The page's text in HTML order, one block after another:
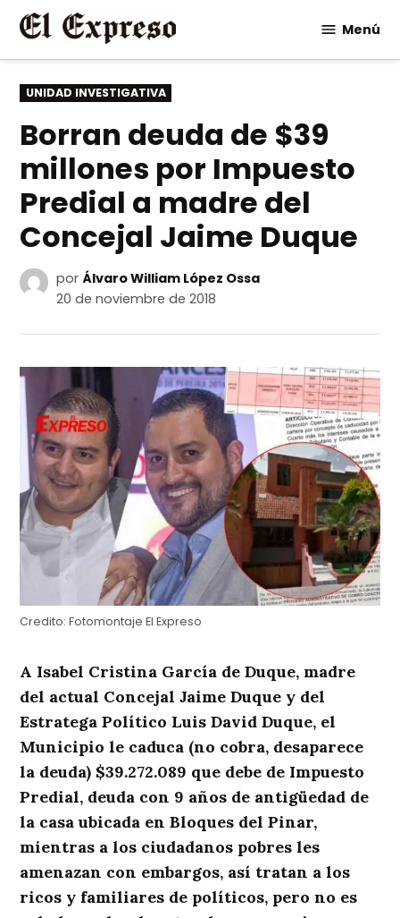
Saltar
contenido
Menú
PUBLICADO
EN
UNIDAD INVESTIGATIVA
Borran deuda de $39
millones por Impuesto
Predial a madre del
Concejal Jaime Duque
por Álvaro William López Ossa
20 de noviembre de 2018
Credito: Fotomontaje El Expreso
A Isabel Cristina García de Duque, madre
del actual Concejal Jaime Duque y del
Estratega Político Luis David Duque, el
Municipio le caduca (no cobra, desaparece
la deuda) $39.272.089 que debe de Impuesto
Predial, deuda con 9 años de antigüedad de
la casa ubicada en Bloques del Pinar,
mientras a los ciudadanos pobres les
amenazan con embargos, así tratan a los
ricos y familiares de políticos, pero no es